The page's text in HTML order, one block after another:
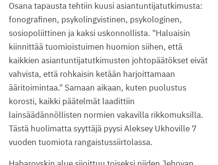
Osana tapausta tehtiin kuusi asiantuntijatutkimusta:
fonografinen, psykolingvistinen, psykologinen,
sosiopoliittinen ja kaksi uskonnollista. "Haluaisin
kiinnittää tuomioistuimen huomion siihen, että
kaikkien asiantuntijatutkimusten johtopäätökset eivät
vahvista, että rohkaisin ketään harjoittamaan
ääritoimintaa." Samaan aikaan, kuten puolustus
korosti, kaikki päätelmät laadittiin
lainsäädännöllisten normien vakavilla rikkomuksilla.
Tästä huolimatta syyttäjä pyysi Aleksey Ukhoville 7
vuoden tuomiota rangaistussiirtolassa.